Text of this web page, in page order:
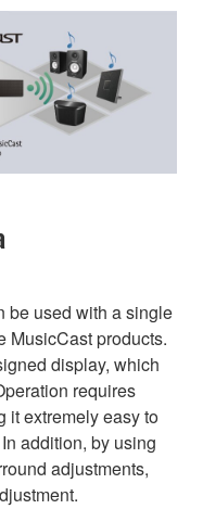
be used with a single
MusicCast products.
display, which
requires
it extremely easy to
addition, by using
adjustments,